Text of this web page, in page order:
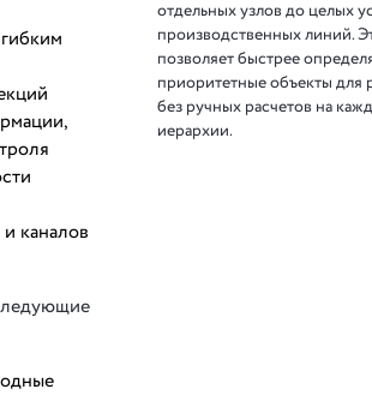
каналов
отдельных узлов до целых
производственных линий.
позволяет быстрее
приоритетные объекты для
без ручных расчетов на
иерархии.